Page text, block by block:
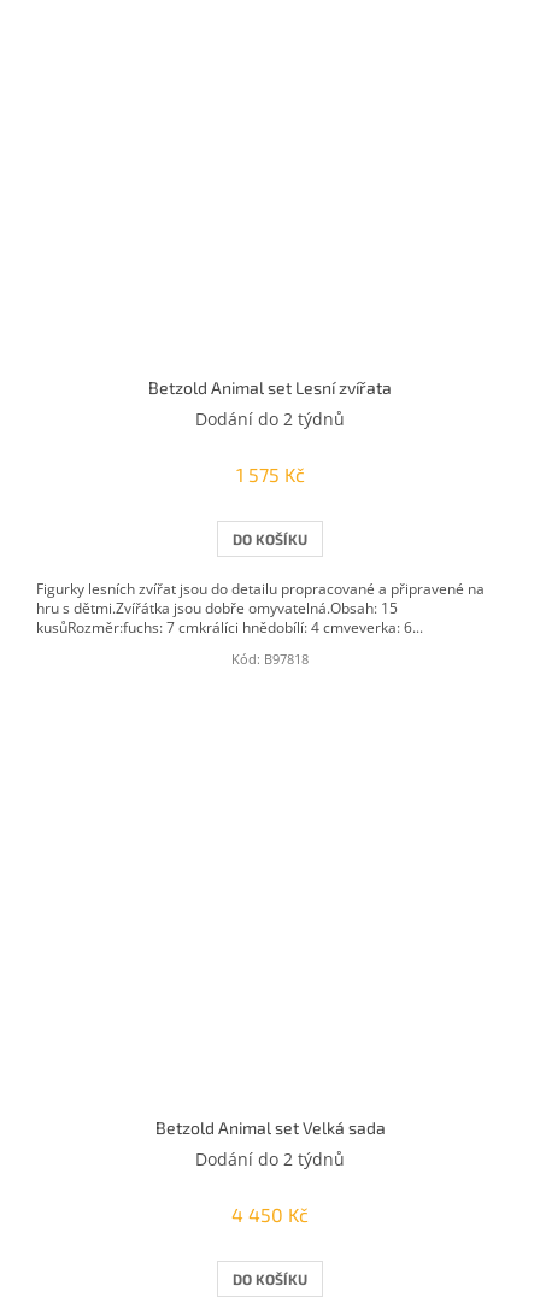
Betzold Animal set Lesní zvířata
Dodání do 2 týdnů
1 575 Kč
DO KOŠÍKU
Figurky lesních zvířat jsou do detailu propracované a připravené na
hru s dětmi.Zvířátka jsou dobře omyvatelná.Obsah: 15
kusůRozměr:fuchs: 7 cmkrálíci hnědobílí: 4 cmveverka: 6...
Kód: B97818
Betzold Animal set Velká sada
Dodání do 2 týdnů
4 450 Kč
DO KOŠÍKU